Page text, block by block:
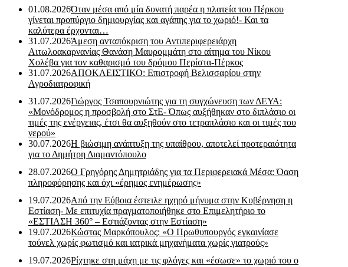
01.08.2026Όταν μέσα από μία δυνατή παρέα η πλατεία του Πέρκου
γίνεται προπύργιο δημιουργίας και αγάπης για το χωριό!- Και τα
καλύτερα έρχονται…
31.07.2026Άμεση ανταπόκριση του Αντιπεριφερειάρχη
Αιτωλοακαρνανίας Θανάση Μαυρομμάτη στο αίτημα του Νίκου
Χολέβα για τον καθαρισμό του δρόμου Περίστα-Πέρκος
31.07.2026ΑΠΟΚΛΕΙΣΤΙΚΟ: Επιστροφή Βελισσαρίου στην
Αγροδιατροφική
31.07.2026Γιώργος Τσαπουρνιώτης για τη συγχώνευση των ΔΕΥΑ:
«Μονόδρομος η προσβολή στο ΣτΕ- Όπως αυξήθηκαν στο διπλάσιο οι
τιμές της ενέργειας, έτσι θα αυξηθούν στο τετραπλάσιο και οι τιμές του
νερού»
30.07.2026Η βιώσιμη ανάπτυξη της υπαίθρου, αποτελεί προτεραιότητα
για το Δημήτρη Διαμαντόπουλο
28.07.2026Ο Γρηγόρης Δημητριάδης για τα Περιφερειακά Μέσα: Όαση
πληροφόρησης και όχι «έρημος ενημέρωσης»
19.07.2026Από την Εύβοια έστειλε ηχηρό μήνυμα στην Κυβέρνηση η
Εστίαση- Με επιτυχία πραγματοποιήθηκε στο Επιμελητήριο το
«ΕΣΤΙΑΣΗ 360° – Εστιάζοντας στην Εστίαση»
19.07.2026Κώστας Μαρκόπουλος: «Ο Πρωθυπουργός εγκαινίασε
τούνελ χωρίς φωτισμό και ιατρικά μηχανήματα χωρίς γιατρούς»
19.07.2026Ρίχτηκε στη μάχη με τις φλόγες και «έσωσε» το χωριό του ο